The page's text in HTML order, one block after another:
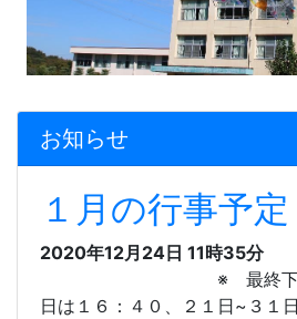
お知らせ
１月の行事予定
2020年12月24日 11時35分
※ 最終下校時刻
日は１６：４０、２１日~３１